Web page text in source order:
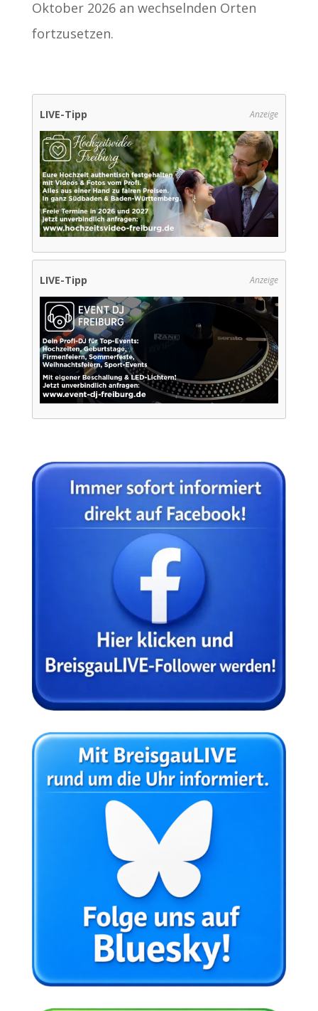
Oktober 2026 an wechselnden Orten
fortzusetzen.
LIVE-Tipp Anzeige
LIVE-Tipp Anzeige